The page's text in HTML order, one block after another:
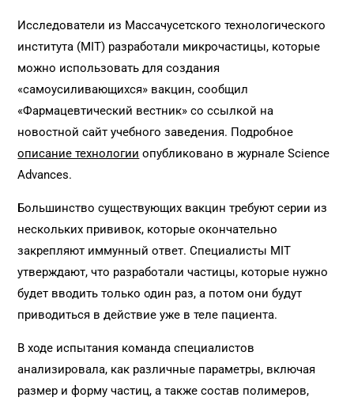
Исследователи из Массачусетского технологического
института (MIT) разработали микрочастицы, которые
можно использовать для создания
«самоусиливающихся» вакцин, сообщил
«Фармацевтический вестник» со ссылкой на
новостной сайт учебного заведения. Подробное
описание технологии опубликовано в журнале Science
Advances.
Большинство существующих вакцин требуют серии из
нескольких прививок, которые окончательно
закрепляют иммунный ответ. Специалисты MIT
утверждают, что разработали частицы, которые нужно
будет вводить только один раз, а потом они будут
приводиться в действие уже в теле пациента.
В ходе испытания команда специалистов
анализировала, как различные параметры, включая
размер и форму частиц, а также состав полимеров,